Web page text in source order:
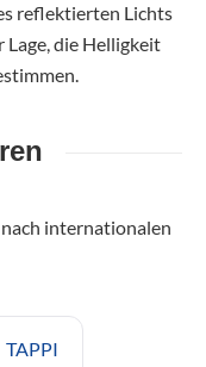
reflektierten Lichts
Lage, die Helligkeit
internationalen
TAPPI